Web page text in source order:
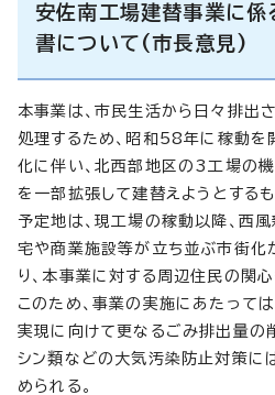
安佐南工場建替事業に係
書について(市長意見)
本事業は、市民生活から日々排出
処理するため、昭和58年に稼動を
化に伴い、北西部地区の3工場の
を一部拡張して建替えようとするも
予定地は、現工場の稼動以降、西
宅や商業施設等が立ち並ぶ市街化
り、本事業に対する周辺住民の関心
このため、事業の実施にあたっては
実現に向けて更なるごみ排出量の
シン類などの大気汚染防止対策に
められる。